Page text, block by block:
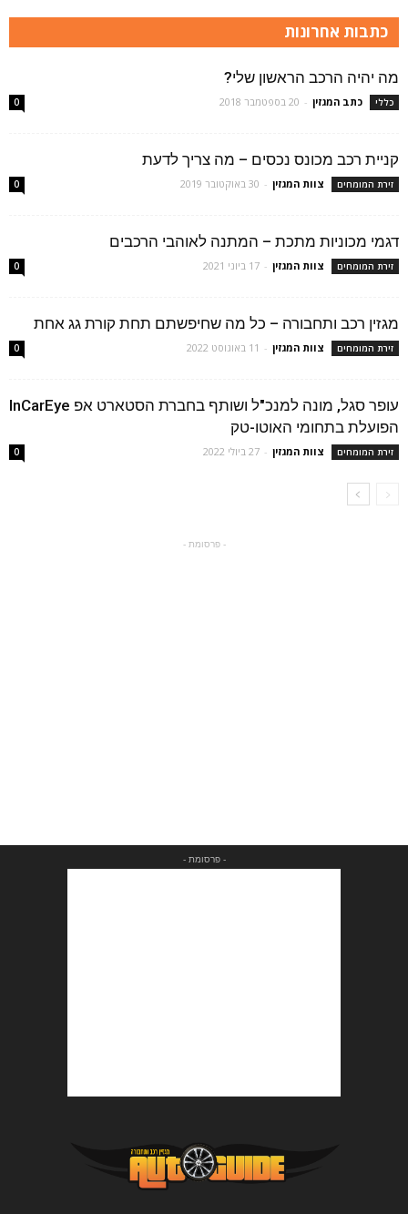
כתבות אחרונות
מה יהיה הרכב הראשון שלי?
כללי כתב המגזין - 20 בספטמבר 2018 0
קניית רכב מכונס נכסים – מה צריך לדעת
זירת המומחים צוות המגזין - 30 באוקטובר 2019 0
דגמי מכוניות מתכת – המתנה לאוהבי הרכבים
זירת המומחים צוות המגזין - 17 ביוני 2021 0
מגזין רכב ותחבורה – כל מה שחיפשתם תחת קורת גג אחת
זירת המומחים צוות המגזין - 11 באוגוסט 2022 0
עופר סגל, מונה למנכ"ל ושותף בחברת הסטארט אפ InCarEye
הפועלת בתחומי האוטו-טק
זירת המומחים צוות המגזין - 27 ביולי 2022 0
- פרסומת -
- פרסומת -